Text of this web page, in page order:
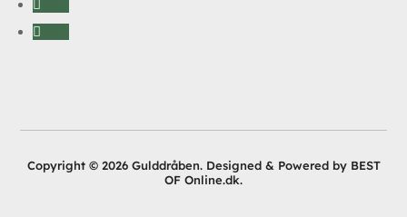
Copyright © 2026 Gulddråben. Designed & Powered by BEST
OF Online.dk.